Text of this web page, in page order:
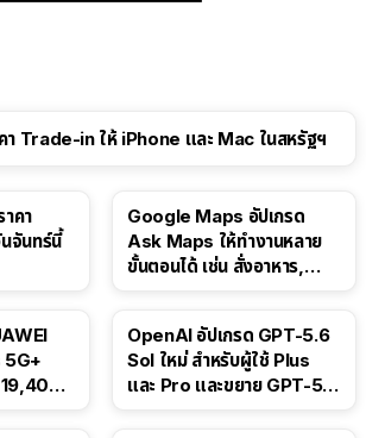
า Trade-in ให้ iPhone และ Mac ในสหรัฐฯ
คา
จันทร์นี้
Google Maps อัปเกรด
Ask Maps ให้ทำงานหลาย
ขั้นตอนได้ เช่น สั่งอาหาร,
OpenAI อัปเกรด GPT-5.6
Sol ใหม่ สำหรับผู้ใช้ Plus
และ Pro และขยาย GPT-5.6